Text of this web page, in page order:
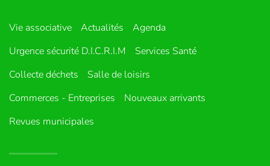
Vie associative Actualités
Agenda
Urgence sécurité D.I.C.R.I.M
Services Santé
Collecte déchets
Salle de loisirs
Commerces - Entreprises
Nouveaux arrivants
Revues municipales